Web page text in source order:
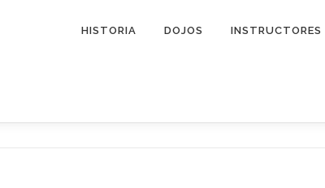
HISTORIA DOJOS INSTRUCTORES